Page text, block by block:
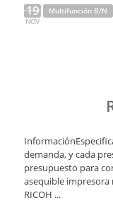
19
NOV
Multifunción B/N
demanda, y cada
presupuesto para
asequible impresora
RICOH ...